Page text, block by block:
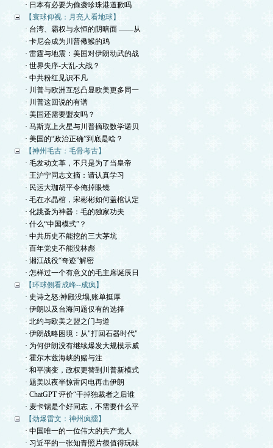
· 日本有必要为偷袭珍珠港道歉吗
【寰球仰视：月亮人看地球】
· 台湾、霸权与永恒的阴暗面 ——从
· 卡尼会成为川普儆猴的鸡
· 雷霆与地震：美国对伊朗动武的战
· 世界失序-大乱-大战？
· 中共粉红见识不凡
· 川普与欧洲互怼凸显欧美更多同一
· 川普这回说的有谱
· 美国还需要盟友吗？
· 马斯克上火星与川普摘取数学诺贝
· 美国的“政治正确”到底是啥？
【神州毛古：毛骨考古】
· 毛发动文革，不只是为了当皇帝
· 王沪宁同志文摘：请认真学习
· 民运大珈胡平令俺掉眼镜
· 毛在水晶棺，宋彬彬如何盖棺认定
· 化跳蚤为神器：毛的独家功夫
· 什么“中国模式”？
· 中共历史不能挖的三大茅坑
· 百年党史不能没林彪
· 湘江战役“奇迹”解密
· 怎样过一个有意义的毛主席诞辰日
【环球側看成峰--成疯】
· 史诗之怒:神殿没塌,账单挺厚
· 伊朗以及台海问题仅有的选择
· 北约与欧美之盟之门与道
· 伊朗战略困境：从"打回石器时代"
· 为何伊朗没有继续爆发大规模示威
· 霍尔木兹海峡的赌与注
· 和平演变，政权更替到川普新模式
· 题美以夜半惊雷闪电再击伊朗
· ChatGPT 评价“干掉独裁者之后谁
· 麦卡锡是个好同志，不需要什么平
【劲爆雷文：神州疯擂】
· 中国唯一的一位伟大的共产党人
· 习近平的一张知青照片很值得玩味